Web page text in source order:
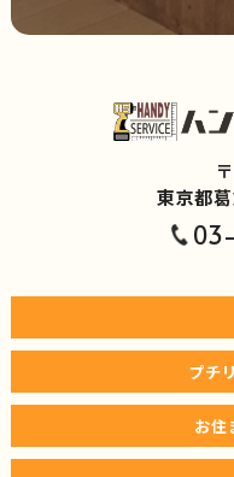
東京都
プチ
お住